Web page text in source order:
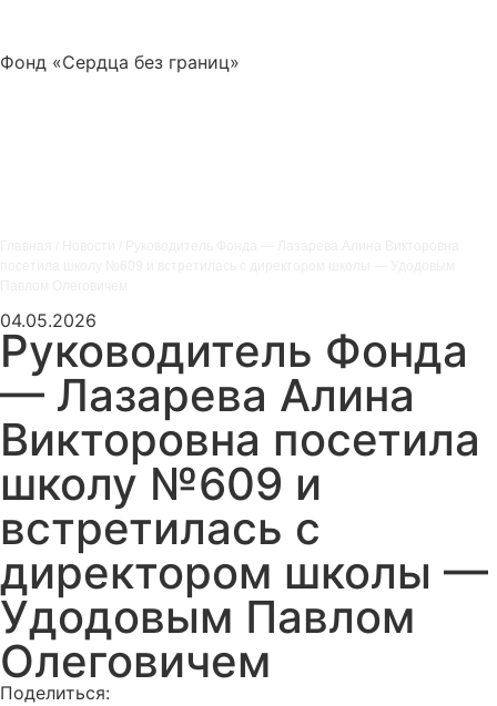
Фонд «Сердца без границ»
04.05.2026
Руководитель Фонда
— Лазарева Алина
Викторовна посетила
школу №609 и
встретилась с
директором школы —
Удодовым Павлом
Олеговичем
Поделиться: